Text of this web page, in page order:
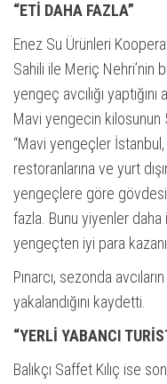
“ETİ DAHA FAZLA”
Enez Su Ürünleri
Sahili ile Meriç Nehri’nin
yengeç avcılığı yaptığını
Mavi yengecin kilosunun 5
“Mavi yengeçler İstanbul,
restoranlarına ve yurt
yengeçlere göre gövdesi
fazla. Bunu yiyenler daha
yengeçten iyi para
Pınarcı, sezonda
yakalandığını kaydetti.
“YERLİ YABANCI
Balıkçı Saffet Kılıç ise